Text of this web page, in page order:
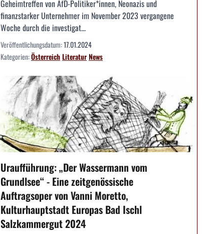
Geheimtreffen von AfD-Politiker*innen, Neonazis und
finanzstarker Unternehmer im November 2023 vergangene
Woche durch die investigat...
Veröffentlichungsdatum:17.01.2024
Kategorien:ÖsterreichLiteraturNews
Uraufführung: „Der Wassermann vom
Grundlsee“ - Eine zeitgenössische
Auftragsoper von Vanni Moretto,
Kulturhauptstadt Europas Bad Ischl
Salzkammergut 2024